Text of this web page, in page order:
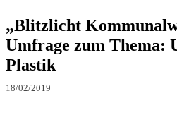
„Blitzlicht
Umfrage zum Thema:
Plastik
18/02/2019